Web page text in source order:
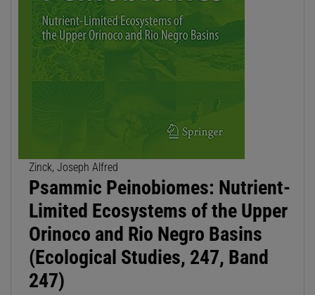
Zinck, Joseph Alfred
Psammic Peinobiomes: Nutrient-
Limited Ecosystems of the Upper
Orinoco and Rio Negro Basins
(Ecological Studies, 247, Band
247)